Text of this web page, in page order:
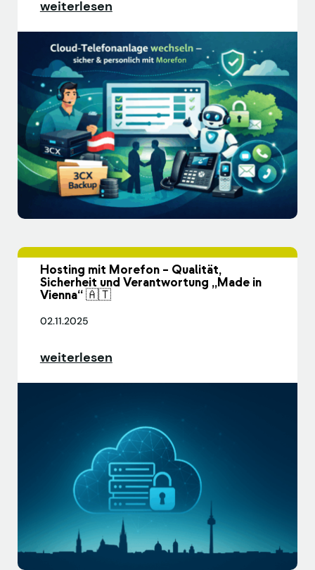
weiterlesen
Hosting mit Morefon – Qualität,
Sicherheit und Verantwortung „Made in
Vienna“ 🇦🇹
02.11.2025
weiterlesen